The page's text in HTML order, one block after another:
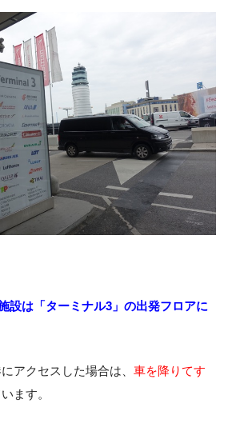
設は「ターミナル3」の出発フロアに
アクセスした場合は、 車を降りてす
ます。